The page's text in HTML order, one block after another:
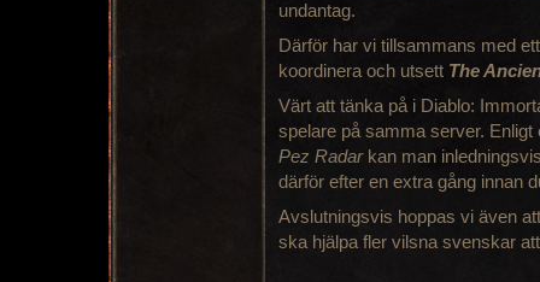
undantag.
Därför har vi tillsammans med
koordinera och utsett The
Värt att tänka på i Diablo:
spelare på samma server.
Pez Radarkan man
därför efter en extra gång innan
Avslutningsvis hoppas vi även
ska hjälpa fler vilsna svenskar